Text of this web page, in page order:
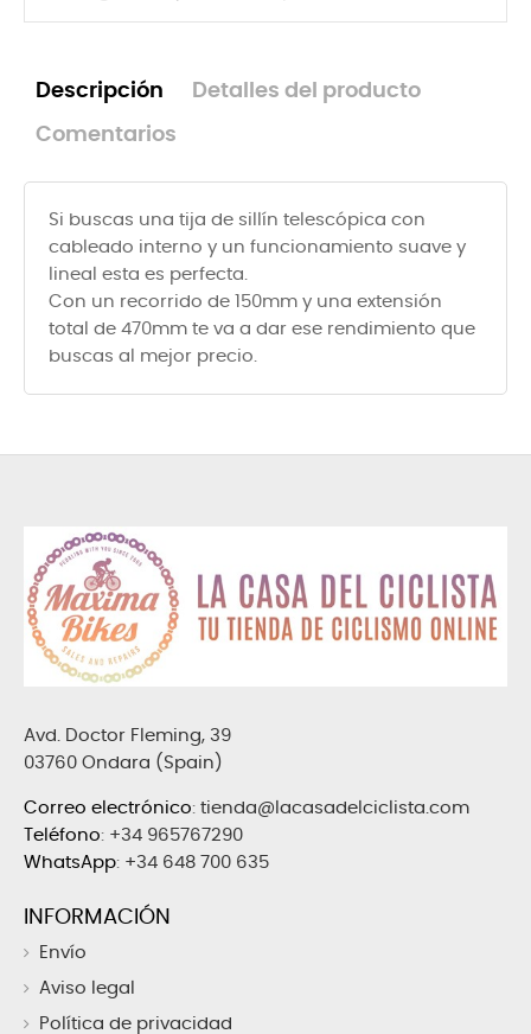
Descripción Detalles del producto
Comentarios
Si buscas una tija de sillín telescópica con
cableado interno y un funcionamiento suave y
lineal esta es perfecta.
Con un recorrido de 150mm y una extensión
total de 470mm te va a dar ese rendimiento que
buscas al mejor precio.
Avd. Doctor Fleming, 39
03760 Ondara (Spain)
Correo electrónico: tienda@lacasadelciclista.com
Teléfono: +34 965767290
WhatsApp: +34 648 700 635
INFORMACIÓN
Envío
Aviso legal
Política de privacidad